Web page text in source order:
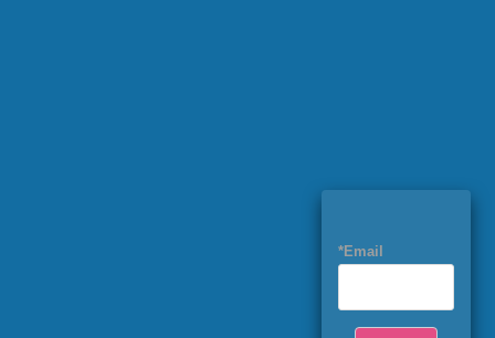
*Email